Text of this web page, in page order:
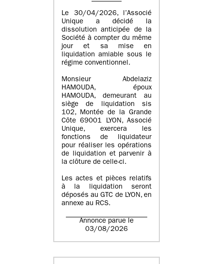
Le 30/04/2026, l’Associé
Unique a décidé la
dissolution anticipée de la
Société à compter du même
jour et sa mise en
liquidation amiable sous le
régime conventionnel.
Monsieur Abdelaziz
HAMOUDA, époux
HAMOUDA, demeurant au
siège de liquidation sis
102, Montée de la Grande
Côte 69001 LYON, Associé
Unique, exercera les
fonctions de liquidateur
pour réaliser les opérations
de liquidation et parvenir à
la clôture de celle-ci.
Les actes et pièces relatifs
à la liquidation seront
déposés au GTC de LYON, en
annexe au RCS.
Annonce parue le
03/08/2026